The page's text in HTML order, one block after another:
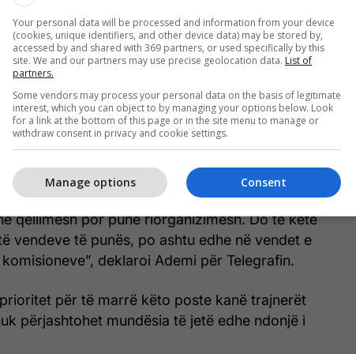
trajneri matet me rezultate. Deri
në fazën organizative dhe tani është faza
që do të ketë reforma edhe në federatë,
format organizativ pasi do të jetë digjitalizim
qëllimesh por punë riorganizimesh. Do të ketë
vendeve të punës, po ashtu edhe në vendet e
deklaroi Ademi për Telegrafin.
për të marrë këto poste kanë trajnerët
përjashtohet mundësia të jetë edhe ndonjë i
Your personal data will be processed and information from your device
(cookies, unique identifiers, and other device data) may be stored by,
accessed by and shared with 369 partners, or used specifically by this
site. We and our partners may use precise geolocation data. List of
partners.
Some vendors may process your personal data on the basis of legitimate
interest, which you can object to by managing your options below. Look
for a link at the bottom of this page or in the site menu to manage or
withdraw consent in privacy and cookie settings.
Consent
Manage options